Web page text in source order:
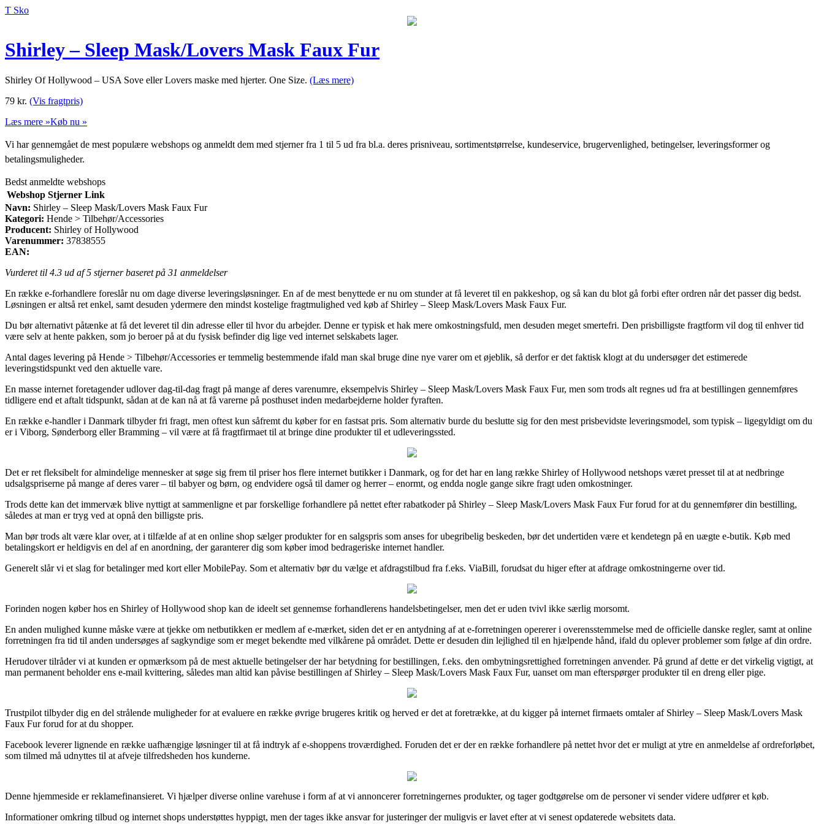
T Sko
Shirley – Sleep Mask/Lovers Mask Faux Fur
Shirley Of Hollywood – USA Sove eller Lovers maske med hjerter. One Size. (Læs mere)
79 kr. (Vis fragtpris)
Læs mere »Køb nu »
Vi har gennemgået de mest populære webshops og anmeldt dem med stjerner fra 1 til 5 ud fra bl.a. deres prisniveau, sortimentstørrelse, kundeservice, brugervenlighed, betingelser, leveringsformer og
betalingsmuligheder.
Bedst anmeldte webshops
Webshop Stjerner Link
Navn: Shirley – Sleep Mask/Lovers Mask Faux Fur
Kategori: Hende > Tilbehør/Accessories
Producent: Shirley of Hollywood
Varenummer: 37838555
EAN:
Vurderet til 4.3 ud af 5 stjerner baseret på 31 anmeldelser
En række e-forhandlere foreslår nu om dage diverse leveringsløsninger. En af de mest benyttede er nu om stunder at få leveret til en pakkeshop, og så kan du blot gå forbi efter ordren når det passer dig bedst.
Løsningen er altså ret enkel, samt desuden ydermere den mindst kostelige fragtmulighed ved køb af Shirley – Sleep Mask/Lovers Mask Faux Fur.
Du bør alternativt påtænke at få det leveret til din adresse eller til hvor du arbejder. Denne er typisk et hak mere omkostningsfuld, men desuden meget smertefri. Den prisbilligste fragtform vil dog til enhver tid
være selv at hente pakken, som jo beroer på at du fysisk befinder dig lige ved internet selskabets lager.
Antal dages levering på Hende > Tilbehør/Accessories er temmelig bestemmende ifald man skal bruge dine nye varer om et øjeblik, så derfor er det faktisk klogt at du undersøger det estimerede
leveringstidspunkt ved den aktuelle vare.
En masse internet foretagender udlover dag-til-dag fragt på mange af deres varenumre, eksempelvis Shirley – Sleep Mask/Lovers Mask Faux Fur, men som trods alt regnes ud fra at bestillingen gennemføres
tidligere end et aftalt tidspunkt, sådan at de kan nå at få varerne på posthuset inden medarbejderne holder fyraften.
En række e-handler i Danmark tilbyder fri fragt, men oftest kun såfremt du køber for en fastsat pris. Som alternativ burde du beslutte sig for den mest prisbevidste leveringsmodel, som typisk – ligegyldigt om du
er i Viborg, Sønderborg eller Bramming – vil være at få fragtfirmaet til at bringe dine produkter til et udleveringssted.
Det er ret fleksibelt for almindelige mennesker at søge sig frem til priser hos flere internet butikker i Danmark, og for det har en lang række Shirley of Hollywood netshops været presset til at at nedbringe
udsalgspriserne på mange af deres varer – til babyer og børn, og endvidere også til damer og herrer – enormt, og endda nogle gange sikre fragt uden omkostninger.
Trods dette kan det immervæk blive nyttigt at sammenligne et par forskellige forhandlere på nettet efter rabatkoder på Shirley – Sleep Mask/Lovers Mask Faux Fur forud for at du gennemfører din bestilling,
således at man er tryg ved at opnå den billigste pris.
Man bør trods alt være klar over, at i tilfælde af at en online shop sælger produkter for en salgspris som anses for ubegribelig beskeden, bør det undertiden være et kendetegn på en uægte e-butik. Køb med
betalingskort er heldigvis en del af en anordning, der garanterer dig som køber imod bedrageriske internet handler.
Generelt slår vi et slag for betalinger med kort eller MobilePay. Som et alternativ bør du vælge et afdragstilbud fra f.eks. ViaBill, forudsat du higer efter at afdrage omkostningerne over tid.
Forinden nogen køber hos en Shirley of Hollywood shop kan de ideelt set gennemse forhandlerens handelsbetingelser, men det er uden tvivl ikke særlig morsomt.
En anden mulighed kunne måske være at tjekke om netbutikken er medlem af e-mærket, siden det er en antydning af at e-forretningen opererer i overensstemmelse med de officielle danske regler, samt at online
forretningen fra tid til anden undersøges af sagkyndige som er meget bekendte med vilkårene på området. Dette er desuden din lejlighed til en hjælpende hånd, ifald du oplever problemer som følge af din ordre.
Herudover tilråder vi at kunden er opmærksom på de mest aktuelle betingelser der har betydning for bestillingen, f.eks. den ombytningsrettighed forretningen anvender. På grund af dette er det virkelig vigtigt, at
man permanent beholder ens e-mail kvittering, således man altid kan påvise bestillingen af Shirley – Sleep Mask/Lovers Mask Faux Fur, uanset om man efterspørger produkter til en dreng eller pige.
Trustpilot tilbyder dig en del strålende muligheder for at evaluere en række øvrige brugeres kritik og herved er det at foretrække, at du kigger på internet firmaets omtaler af Shirley – Sleep Mask/Lovers Mask
Faux Fur forud for at du shopper.
Facebook leverer lignende en række uafhængige løsninger til at få indtryk af e-shoppens troværdighed. Foruden det er der en række forhandlere på nettet hvor det er muligt at ytre en anmeldelse af ordreforløbet,
som tilmed må udnyttes til at afveje tilfredsheden hos kunderne.
Denne hjemmeside er reklamefinansieret. Vi hjælper diverse online varehuse i form af at vi annoncerer forretningernes produkter, og tager godtgørelse om de personer vi sender videre udfører et køb.
Informationer omkring tilbud og internet shops understøttes hyppigt, men der tages ikke ansvar for justeringer der muligvis er lavet efter at vi senest opdaterede websitets data.